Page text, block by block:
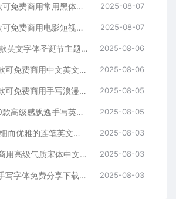
免费分享下载8款可免费商用常用黑体合集中英文字体素材库包PS大师网站汇总平面设计师宣传海报广告ttf格式名称不侵权短视频自媒体 2025-08-07
免费分享下载5款可免费商用电影短视频抖音快手小红书自媒体高级电影感Vlog英文字体素材库PS大师网平面设计宣传海报广告ttf格式 2025-08-07
免费分享下载42款英文字体圣诞节主题手写艺术卡通安装包PS大师网可免费商用Procreate海报宣传册模板节日活动电商设计素材库 2025-08-06
免费分享下载一款可免费商用中文英文字体素材库PS大师网平面设计手写卡通动漫儿童可爱短视频宣传通用抖音快手小红书自媒体ttf格式 2025-08-06
免费分享下载一款可免费商用手写浪漫Vlog旅游视频剪辑中文简体字体素材PS大师网平面设计短视频通用抖音快手小红书自媒体ttf格式 2025-08-05
免费分享下载110款高级感飘逸手写英文连笔签名花体字体素材库包PS大师网Procreate绘画平面设计婚礼海报贺卡模板广告包装 2025-08-05
30款高级感手写细而优雅的连笔英文字体免费分享下载素材库包合集PS大师网平面设计艺术vlog清新品牌时尚Procreate海报 2025-08-03
精选17款可免费商用高级气质宋体中文PS字体安装包procreate素材免费分享下载PS大师网ppt古风衬线pr海报电商平面设计 2025-08-03
可免费商用书法手写字体免费分享下载视频Vlog封面户外火锅餐饮海报旅行PS大师网字库包Procreate电商平面宣传合集软件通用 2025-08-03